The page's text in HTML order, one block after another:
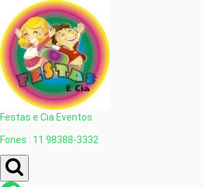
Festas e Cia Eventos
Fones : 11 98388-3332